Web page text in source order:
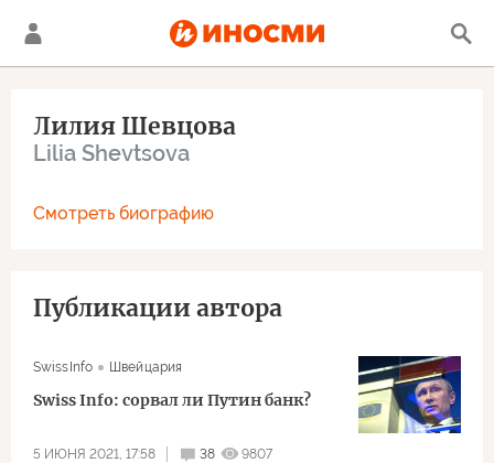
Лилия Шевцова
Lilia Shevtsova
Смотреть биографию
Публикации автора
SwissInfo Швейцария
Swiss Info: сорвал ли Путин банк?
5 ИЮНЯ 2021, 17:58 38 9807